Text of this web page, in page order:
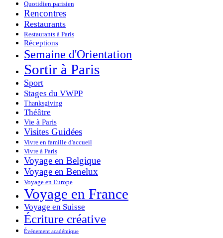
Quotidien parisien
Rencontres
Restaurants
Restaurants à Paris
Réceptions
Semaine d'Orientation
Sortir à Paris
Sport
Stages du VWPP
Thanksgiving
Théâtre
Vie à Paris
Visites Guidées
Vivre en famille d'accueil
Vivre à Paris
Voyage en Belgique
Voyage en Benelux
Voyage en Europe
Voyage en France
Voyage en Suisse
Écriture créative
Événement académique